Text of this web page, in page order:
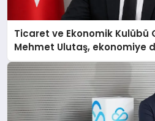
Ticaret ve Ekonomik Kulübü
Mehmet Ulutaş, ekonomiye
açıklamada şunları kaydetti: